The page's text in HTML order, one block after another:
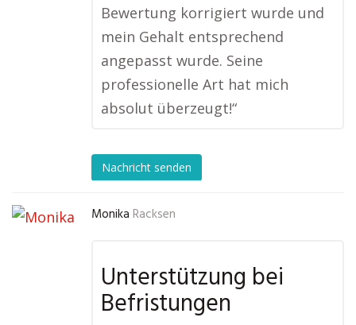
Bewertung korrigiert wurde und
mein Gehalt entsprechend
angepasst wurde. Seine
professionelle Art hat mich
absolut überzeugt!“
Nachricht senden
Monika Racksen
Unterstützung bei
Befristungen